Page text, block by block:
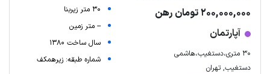
200,000,000 تومان رهن
آپارتمان
۳۰ متری،دستغیب،هاشمی
دستغیب, تهران
30 متر زیربنا
-- متر زمین
سال ساخت 1380
شماره طبقه: زیرهمکف